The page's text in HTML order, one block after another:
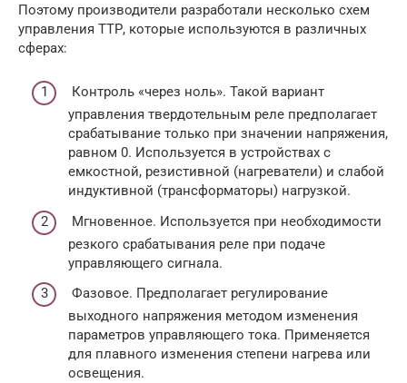
Поэтому производители разработали несколько схем
управления ТТР, которые используются в различных
сферах:
Контроль «через ноль». Такой вариант
управления твердотельным реле предполагает
срабатывание только при значении напряжения,
равном 0. Используется в устройствах с
емкостной, резистивной (нагреватели) и слабой
индуктивной (трансформаторы) нагрузкой.
Мгновенное. Используется при необходимости
резкого срабатывания реле при подаче
управляющего сигнала.
Фазовое. Предполагает регулирование
выходного напряжения методом изменения
параметров управляющего тока. Применяется
для плавного изменения степени нагрева или
освещения.